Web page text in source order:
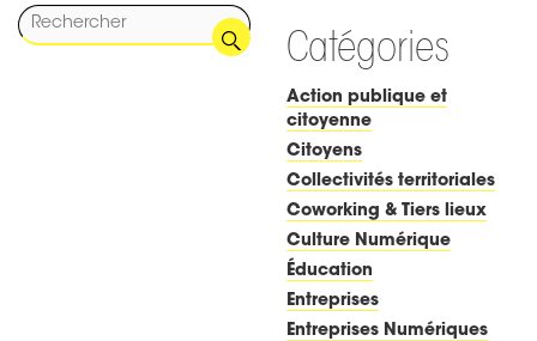
Catégories
Action publique et
citoyenne
Citoyens
Collectivités territoriales
Coworking & Tiers lieux
Culture Numérique
Éducation
Entreprises
Entreprises Numériques